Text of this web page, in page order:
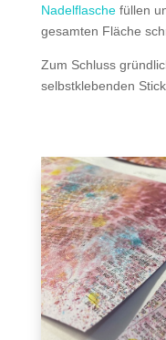
Nadelflaschefüllen
gesamten Fläche
Zum Schluss
selbstklebenden